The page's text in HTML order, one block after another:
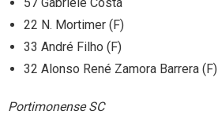
22 N. Mortimer (F)
33 André Filho (F)
32 Alonso René Zamora Barrera (F)
Portimonense SC